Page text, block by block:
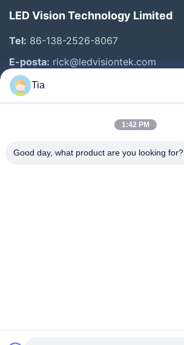
LED Vision Technology Limited
Tel: 86-138-2526-8067
E-posta: rick@ledvisiontek.com
Hızlı Bağlantılar
Ürün:% S
Tia
1:42 PM
Good day, what product are you looking for?